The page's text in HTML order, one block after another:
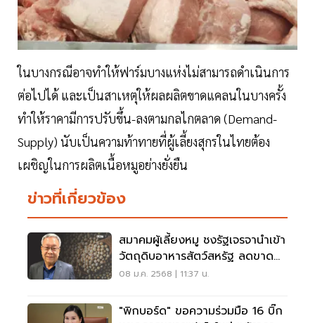
ในบางกรณีอาจทำให้ฟาร์มบางแห่งไม่สามารถดำเนินการ
ต่อไปได้ และเป็นสาเหตุให้ผลผลิตขาดแคลนในบางครั้ง
ทำให้ราคามีการปรับขึ้น-ลงตามกลไกตลาด (Demand-
Supply) นับเป็นความท้าทายที่ผู้เลี้ยงสุกรในไทยต้อง
เผชิญในการผลิตเนื้อหมูอย่างยั่งยืน
ข่าวที่เกี่ยวข้อง
สมาคมผู้เลี้ยงหมู ชงรัฐเจรจานำเข้า
วัตถุดิบอาหารสัตว์สหรัฐ ลดขาด
ดุลไทย
08 ม.ค. 2568 | 11:37 น.
"พิกบอร์ด" ขอความร่วมมือ 16 บิ๊ก